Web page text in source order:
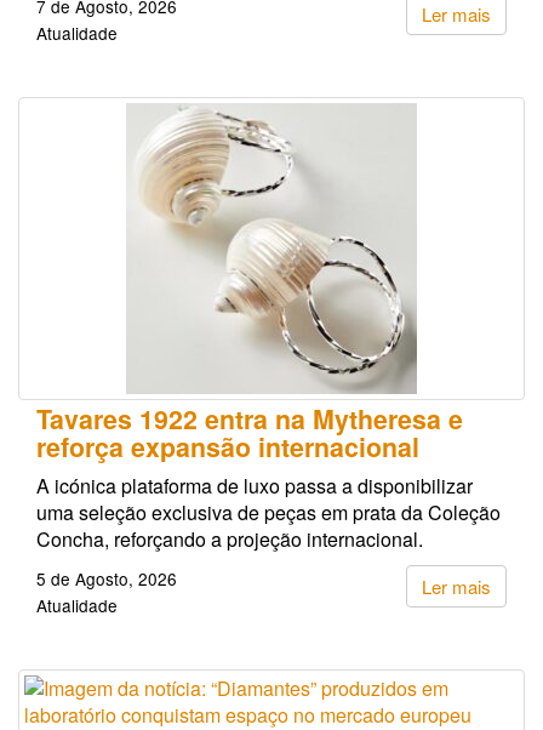
Ler mais
7 de Agosto, 2026
Atualidade
Tavares 1922 entra na Mytheresa e
reforça expansão internacional
A icónica plataforma de luxo passa a disponibilizar
uma seleção exclusiva de peças em prata da Coleção
Concha, reforçando a projeção internacional.
Ler mais
5 de Agosto, 2026
Atualidade